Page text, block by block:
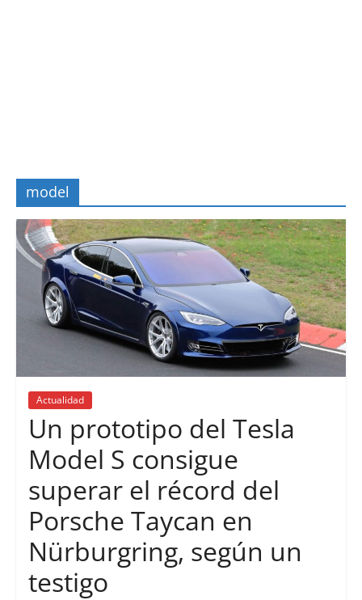
model
Actualidad
Un prototipo del Tesla
Model S consigue
superar el récord del
Porsche Taycan en
Nürburgring, según un
testigo